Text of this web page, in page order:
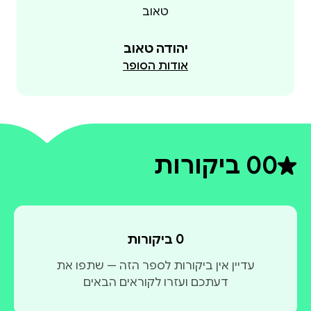
יהודה טאוב
אודות הסופר
0דירוג ממוצע 0 מתוך 5
0 ביקורות
0 ביקורות
עדיין אין ביקורות לספר הזה — שתפו את
דעתכם ועזרו לקוראים הבאים